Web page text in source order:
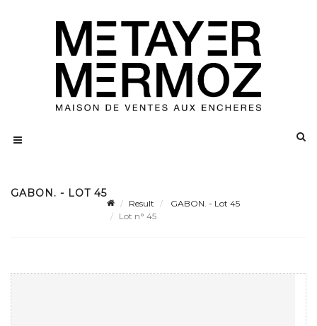
GABON. - LOT 45
Result
GABON. - Lot 45
Lot n° 45